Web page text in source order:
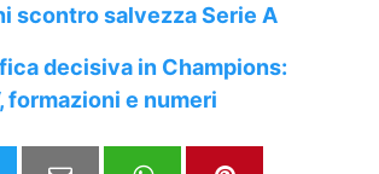
scontro salvezza Serie A
decisiva in Champions:
formazioni e numeri